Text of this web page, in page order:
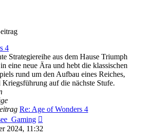
4
Strategiereihe aus dem Hause Triumph
eine neue Ära und hebt die klassischen
rund um den Aufbau eines Reiches,
auf die nächste Stufe.
Re: Age of Wonders 4
Beitrag
2024, 11:32